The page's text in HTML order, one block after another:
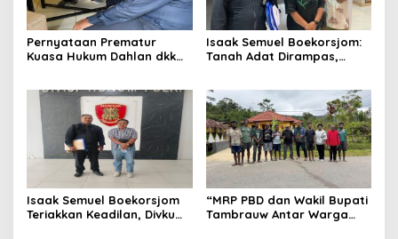
Pernyataan Prematur
Kuasa Hukum Dahlan dkk
Boekorsjom Belum
Dipublikasikan
Isaak Semuel Boekorsjom:
Tanah Adat Dirampas,
Prioritas ATR/BPN
Isaak Semuel Boekorsjom
Teriakkan Keadilan, Divkum
“MRP PBD dan Wakil Bupati
Tambrauw Antar Warga